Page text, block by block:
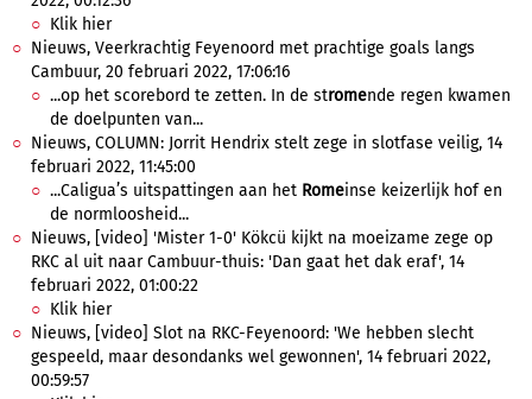
Klik hier
Nieuws, Veerkrachtig Feyenoord met prachtige goals langs
Cambuur, 20 februari 2022, 17:06:16
...op het scorebord te zetten. In de stromende regen kwamen
de doelpunten van...
Nieuws, COLUMN: Jorrit Hendrix stelt zege in slotfase veilig, 14
februari 2022, 11:45:00
...Caligua’s uitspattingen aan het Romeinse keizerlijk hof en
de normloosheid...
Nieuws, [video] 'Mister 1-0' Kökcü kijkt na moeizame zege op
RKC al uit naar Cambuur-thuis: 'Dan gaat het dak eraf', 14
februari 2022, 01:00:22
Klik hier
Nieuws, [video] Slot na RKC-Feyenoord: 'We hebben slecht
gespeeld, maar desondanks wel gewonnen', 14 februari 2022,
00:59:57